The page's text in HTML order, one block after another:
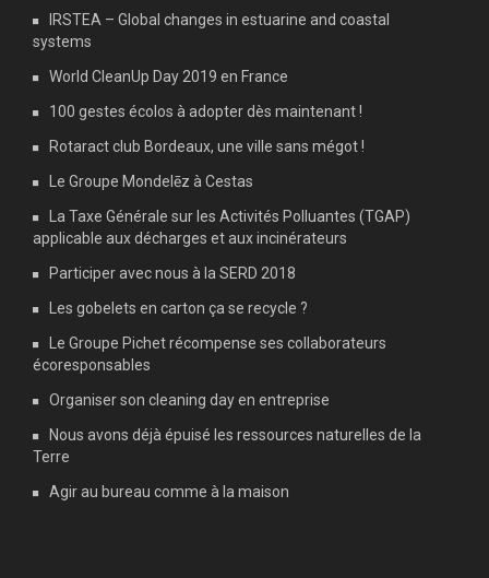
IRSTEA – Global changes in estuarine and coastal
systems
World CleanUp Day 2019 en France
100 gestes écolos à adopter dès maintenant !
Rotaract club Bordeaux, une ville sans mégot !
Le Groupe Mondelēz à Cestas
La Taxe Générale sur les Activités Polluantes (TGAP)
applicable aux décharges et aux incinérateurs
Participer avec nous à la SERD 2018
Les gobelets en carton ça se recycle ?
Le Groupe Pichet récompense ses collaborateurs
écoresponsables
Organiser son cleaning day en entreprise
Nous avons déjà épuisé les ressources naturelles de la
Terre
Agir au bureau comme à la maison